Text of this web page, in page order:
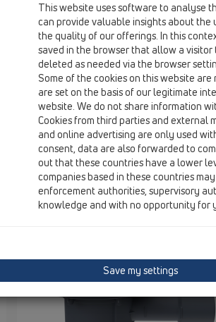
HL510N
HL510N-3000
HL510N-3000
Podlahová vpust
přírubou, ZU standard -
115mm
This website uses software to analyse
can provide valuable insights about the
the quality of our offerings. In this
saved in the browser that allow a
deleted as needed via the browser
Some of the cookies on this website
are set on the basis of our legitimate
website. We do not share information
Cookies from third parties and external
and online advertising are only used
consent, data are also forwarded to
out that these countries have a lower
companies based in these countries
enforcement authorities, supervisory
knowledge and with no opportunity for
Save my settings